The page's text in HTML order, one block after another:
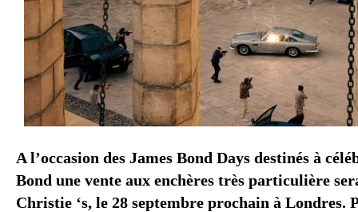
A l’occasion des James Bond Days destinés à
Bond une vente aux enchères très particulière
Christie ‘s, le 28 septembre prochain à Londres.